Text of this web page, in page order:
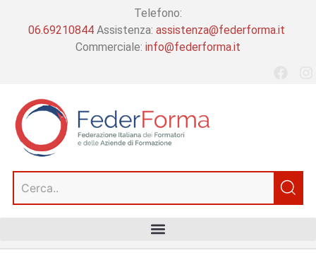
Telefono:
06.69210844 Assistenza: assistenza@federforma.it
Commerciale: info@federforma.it